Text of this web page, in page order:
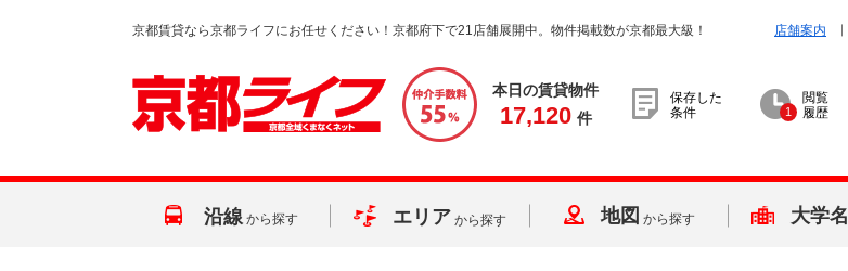
京都賃貸なら京都ライフにお任せください！京都府下で21店舗展開中。物件掲載数が京都最大級！ 店舗案内
本日の賃貸物件
17,120 件
保存した
条件
1
閲覧
履歴
沿線 から探す エリア から探す 地図 から探す 大学名